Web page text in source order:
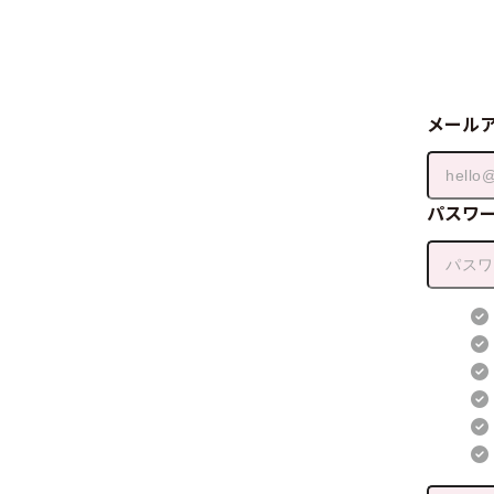
メール
パスワ